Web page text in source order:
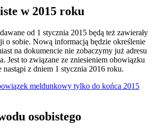
w 2015 roku
od 1 stycznia 2015 będą też zawierały
o sobie. Nową informacją będzie określenie
na dokumencie nie zobaczymy już adresu
Jest to związane ze zniesieniem obowiązku
z dniem 1 stycznia 2016 roku.
meldunkowy tylko do końca 2015
osobistego